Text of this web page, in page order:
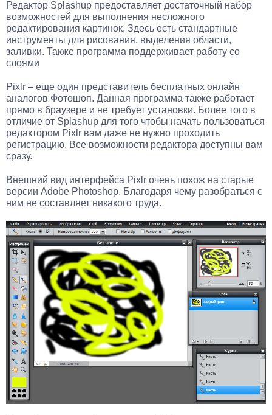
Редактор Splashup предоставляет достаточный набор
возможностей для выполнения несложного
редактирования картинок. Здесь есть стандартные
инструменты для рисования, выделения области,
заливки. Также программа поддерживает работу со
слоями
Pixlr – еще один представитель бесплатных онлайн
аналогов Фотошоп. Данная программа также работает
прямо в браузере и не требует установки. Более того в
отличие от Splashup для того чтобы начать пользоваться
редактором Pixlr вам даже не нужно проходить
регистрацию. Все возможности редактора доступны вам
сразу.
Внешний вид интерфейса Pixlr очень похож на старые
версии Adobe Photoshop. Благодаря чему разобраться с
ним не составляет никакого труда.